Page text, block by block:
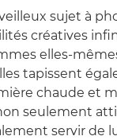
sujet à
créatives
elles-
tapissent
chaude et
seulement
servir de